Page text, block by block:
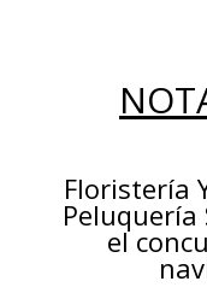
Floristería
Peluquería
el